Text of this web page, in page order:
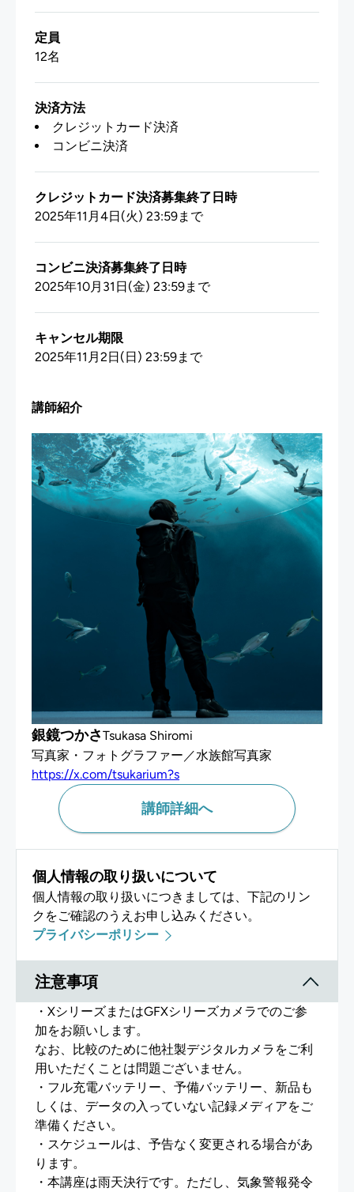
定員
12名
決済方法
クレジットカード決済
コンビニ決済
クレジットカード決済募集終了日時
2025年11月4日(火) 23:59まで
コンビニ決済募集終了日時
2025年10月31日(金) 23:59まで
キャンセル期限
2025年11月2日(日) 23:59まで
講師紹介
銀鏡つかさTsukasa Shiromi
講師詳細へ
個人情報の取り扱いについて
個人情報の取り扱いにつきましては、下記のリン
クをご確認のうえお申し込みください。
プライバシーポリシー
注意事項